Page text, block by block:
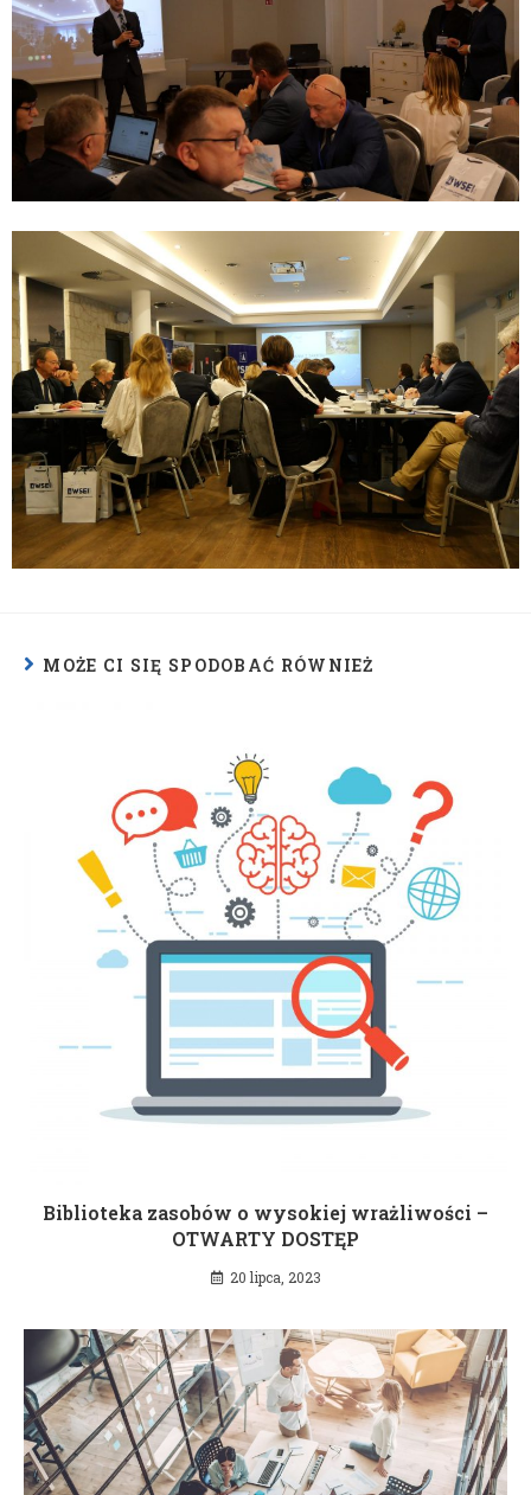
MOŻE CI SIĘ SPODOBAĆ RÓWNIEŻ
Biblioteka zasobów o wysokiej wrażliwości –
OTWARTY DOSTĘP
20 lipca, 2023